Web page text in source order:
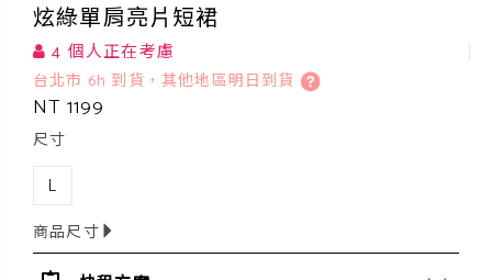
炫綠單肩亮片短裙
4 個人正在考慮
台北市 6h 到貨，其他地區明日到貨
NT 1199
尺寸
L
商品尺寸